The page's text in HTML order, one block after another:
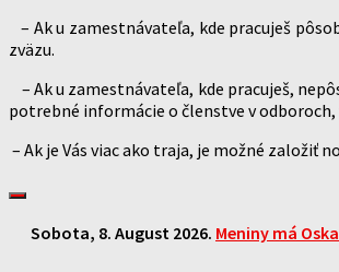
– Ak u zamestnávateľa, kde pracuješ
zväzu.
– Ak u zamestnávateľa, kde pracuješ,
potrebné informácie o členstve v
– Ak je Vás viac ako traja, je možné založiť
Sobota, 8. August 2026. Meniny má